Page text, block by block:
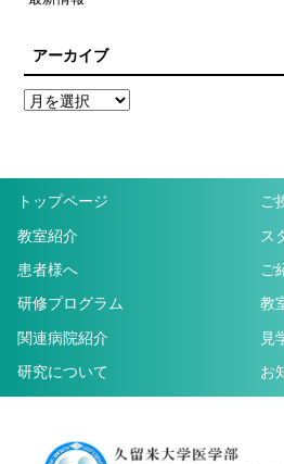
アーカイブ
トップページ
ご
教室紹介
ス
患者様へ
ご
研修プログラム
教
関連病院紹介
見
研究について
お